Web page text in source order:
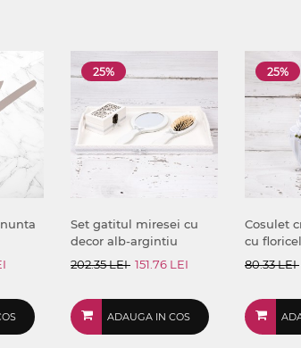
25%
Set gatitul miresei cu
decor alb-argintiu
202.35 LEI 151.76 LEI
ADAUGA IN COS
25%
Cosulet
cu
80.33 LEI